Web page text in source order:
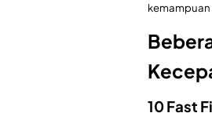
10 Fast